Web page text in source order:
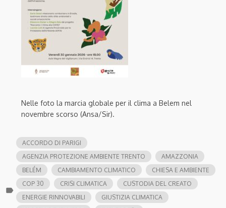
Nelle foto la marcia globale per il clima a Belem nel
novembre scorso (Ansa/Sir).
label
ACCORDO DI PARIGI
AGENZIA PROTEZIONE AMBIENTE TRENTO
AMAZZONIA
BELÉM
CAMBIAMENTO CLIMATICO
CHIESA E AMBIENTE
COP 30
CRISI CLIMATICA
CUSTODIA DEL CREATO
ENERGIE RINNOVABILI
GIUSTIZIA CLIMATICA